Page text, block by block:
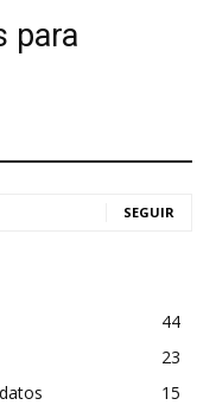
para
SEGUIR
44
23
15